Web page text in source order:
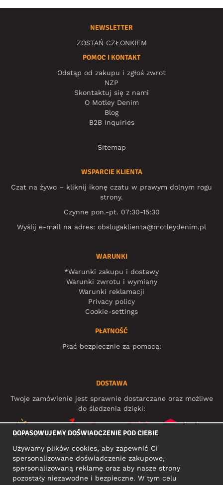
NEWSLETTER
ZOSTAŃ CZŁONKIEM
POMOC I KONTAKT
Odstąp od zakupu i zgłoś zwrot
NZP
Skontaktuj się z nami
O Motley Denim
Blog
B2B Inquiries
Sitemap
WSPARCIE KLIENTA
Czat na żywo – kliknij ikonę czatu w prawym dolnym rogu
strony.
Czynne pon.-pt. 07:30-15:30
Wyślij e-mail na adres: obslugaklienta@motleydenim.pl
WARUNKI
*Warunki zakupu i dostawy
Warunki zwrotu i wymiany
Warunki reklamacji
Privacy policy
Cookie-settings
PŁATNOŚĆ
Płać bezpiecznie za pomocą:
DOSTAWA
Twoje zamówienie jest sprawnie dostarczane oraz możliwe
do śledzenia dzięki:
MEDIA SPOŁECZNOŚCIOWE
DOPASOWUJEMY DOŚWIADCZENIE POD CIEBIE
Używamy plików cookies, aby zapewnić Ci
spersonalizowane doświadczenie zakupowe,
spersonalizowaną reklamę oraz aby nasze strony
pozostały niezawodne i bezpieczne. W tym celu